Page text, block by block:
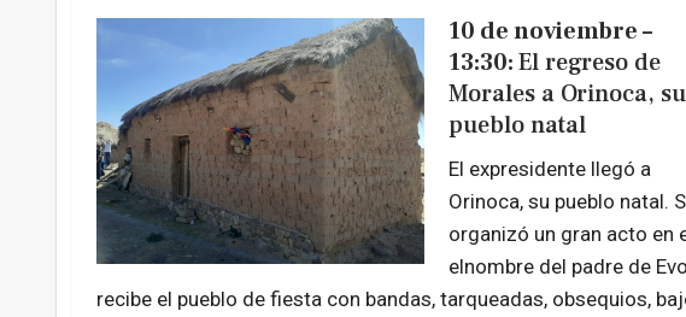
10 de noviembre –
13:30:El regreso de
Morales a Orinoca, su
pueblo natal
El expresidente llegó a
Orinoca, su pueblo natal.
organizó un gran acto en
elnombre del padre de
recibe el pueblo de fiesta con bandas, tarqueadas, obsequios,